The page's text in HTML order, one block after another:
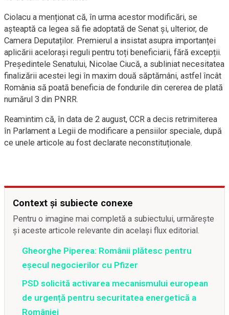
Ciolacu a menționat că, în urma acestor modificări, se
așteaptă ca legea să fie adoptată de Senat și, ulterior, de
Camera Deputaților. Premierul a insistat asupra importanței
aplicării acelorași reguli pentru toți beneficiarii, fără excepții.
Președintele Senatului, Nicolae Ciucă, a subliniat necesitatea
finalizării acestei legi în maxim două săptămâni, astfel încât
România să poată beneficia de fondurile din cererea de plată
numărul 3 din PNRR.
Reamintim că, în data de 2 august, CCR a decis retrimiterea
în Parlament a Legii de modificare a pensiilor speciale, după
ce unele articole au fost declarate neconstituționale.
Context și subiecte conexe
Pentru o imagine mai completă a subiectului, urmărește
și aceste articole relevante din același flux editorial.
Gheorghe Piperea: Românii plătesc pentru
eșecul negocierilor cu Pfizer
PSD solicită activarea mecanismului european
de urgență pentru securitatea energetică a
României